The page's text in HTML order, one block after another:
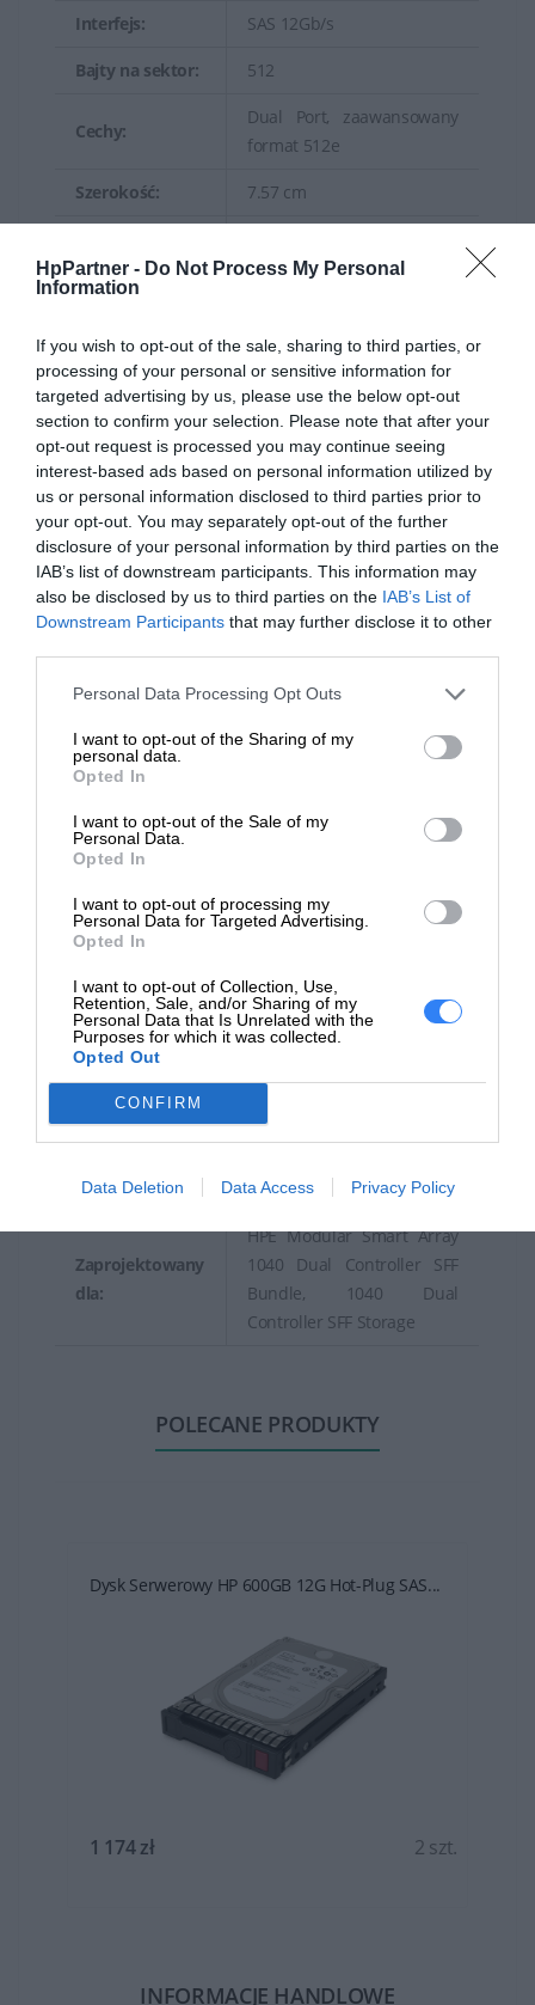
HpPartner - Do Not Process My Personal
Information
If you wish to opt-out of the sale, sharing to third parties, or
processing of your personal or sensitive information for
targeted advertising by us, please use the below opt-out
section to confirm your selection. Please note that after your
opt-out request is processed you may continue seeing
interest-based ads based on personal information utilized by
us or personal information disclosed to third parties prior to
your opt-out. You may separately opt-out of the further
disclosure of your personal information by third parties on the
IAB’s list of downstream participants. This information may
also be disclosed by us to third parties on the IAB’s List of
Downstream Participants that may further disclose it to other
Personal Data Processing Opt Outs
I want to opt-out of the Sharing of my
personal data.
Opted In
I want to opt-out of the Sale of my
Personal Data.
Opted In
I want to opt-out of processing my
Personal Data for Targeted Advertising.
Opted In
I want to opt-out of Collection, Use,
Retention, Sale, and/or Sharing of my
Personal Data that Is Unrelated with the
Purposes for which it was collected.
Opted Out
CONFIRM
Data Deletion Data Access Privacy Policy
Interfejs: SAS 12Gb/s
Bajty na sektor: 512
Cechy:
Dual Port, zaawansowany
format 512e
Szerokość: 7.57 cm
Wysokość:
Szybkość
transmisji
urządzenia:
1.2 GBps (zewnętrzna)
Czas
odszukiwania:
3.7 ms (średni) / 7.3 ms
(maks.)
Czas
wyszukiwania
między
0.1 ms
Prędkość
10000 obr/min
Rozszerzenie i łączność
Interfejsy: 1 x SAS 12 Gb/s
Kompatybilna
Parametry środowiska
Minimalna
temperatura
pracy:
10 °C
Maksymalna
temperatura
pracy:
Informacja o kompatybilnosci
Zaprojektowany
dla:
HPE Modular Smart Array
1040 Dual Controller SFF
Bundle, 1040 Dual
Controller SFF Storage
POLECANE PRODUKTY
Dysk Serwerowy HP 600GB 12G Hot-Plug SAS...
1 174 zł 2 szt.
INFORMACJE HANDLOWE